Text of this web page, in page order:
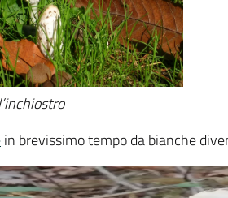
in brevissimo tempo da bianche